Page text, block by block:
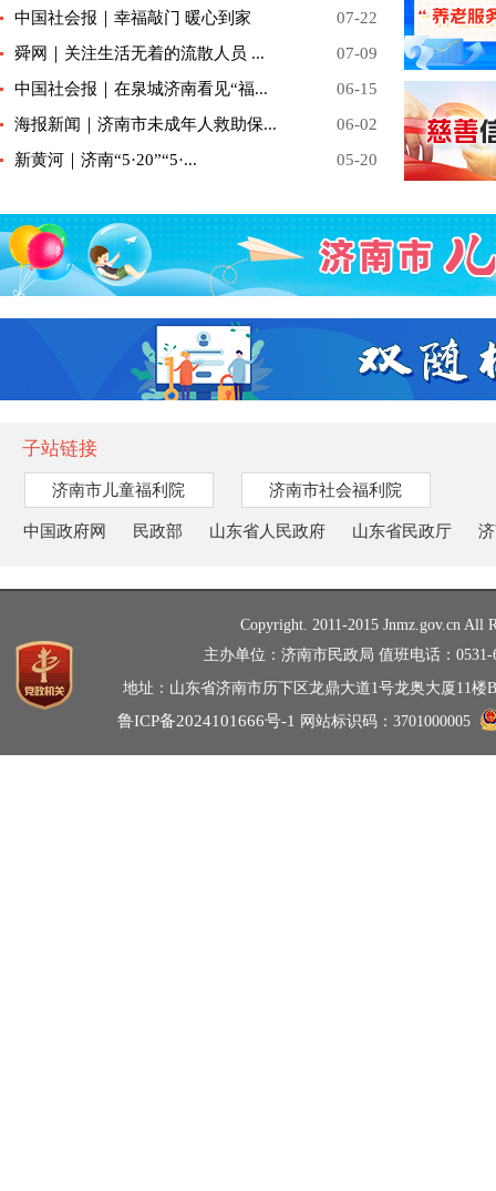
中国社会报｜幸福敲门 暖心到家
07-22
舜网｜关注生活无着的流散人员 ...
07-09
中国社会报｜在泉城济南看见“福...
06-15
海报新闻｜济南市未成年人救助保...
06-02
新黄河｜济南“5·20”“5·...
05-20
子站链接
济南市儿童福利院 济南市社会福利院
中国政府网 民政部 山东省人民政府 山东省民政厅
Copyright. 2011-2015 Jnmz.gov.cn All
主办单位：济南市民政局 值班电话：0531-
地址：山东省济南市历下区龙鼎大道1号龙奥大厦11楼
鲁ICP备2024101666号-1 网站标识码：3701000005